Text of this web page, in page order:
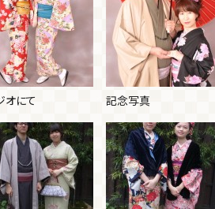
オにて 記念写真